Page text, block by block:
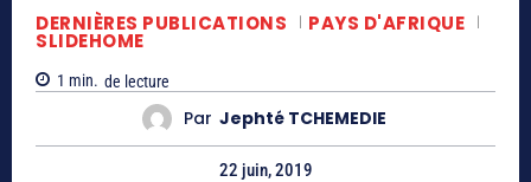
DERNIÈRES PUBLICATIONS PAYS D'AFRIQUE
SLIDEHOME
1 min. de lecture
Par Jephté TCHEMEDIE
22 juin, 2019